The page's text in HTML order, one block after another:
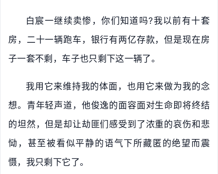
白宸一继续卖惨，你们知道吗?我以前有十套
房，二十一辆跑车，银行有两亿存款，但是现在房
子一套不剩，车子也只剩下这一辆了。
我用它来维持我的体面，也用它来做为我的念
想。青年轻声道，他俊逸的面容面对生命即将终结
的坦然，但是却让劫匪们感受到了浓重的哀伤和悲
恸，甚至被看似平静的语气下所藏匿的绝望而震
慑，我只剩下它了。